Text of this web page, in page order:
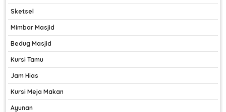
Sketsel
Mimbar Masjid
Bedug Masjid
Kursi Tamu
Jam Hias
Kursi Meja Makan
Ayunan